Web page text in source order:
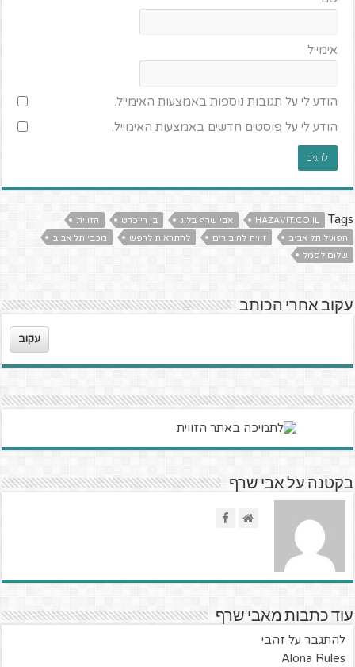
אימייל
הודע לי על תגובות נוספות באמצעות האימייל.
הודע לי על פוסטים חדשים באמצעות האימייל.
Tags
HAZAVIT.CO.IL אבי שרף בלוג בן רייכרט
הזווית
הפועל תל אביב
זווית לחיבורים להתראות לרפש
מכבי תל אביב
שלום לסמל
עקוב אחרי הכותב
עקוב
בקטנה על אבי שרף
עוד כתבות מאבי שרף
להתגבר על זהבי
Alona Rules